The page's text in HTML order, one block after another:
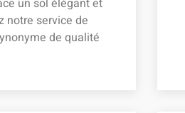
notre service de
de qualité